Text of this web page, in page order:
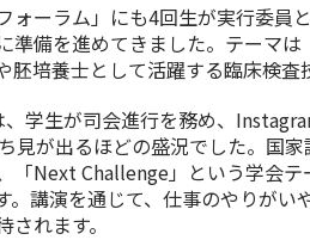
ーラム」にも4回生が実行委員
準備を進めてきました。テーマ
胚培養士として活躍する臨床検
学生が司会進行を務め、
見が出るほどの盛況でした。国
「Next Challenge」という学会
。講演を通じて、仕事のやりが
れます。